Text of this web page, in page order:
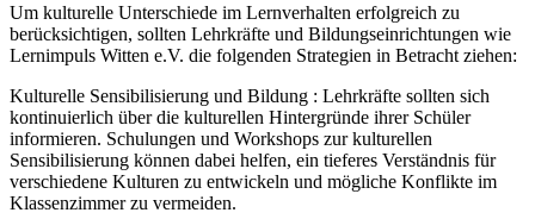
Um kulturelle Unterschiede im Lernverhalten erfolgreich zu
berücksichtigen, sollten Lehrkräfte und Bildungseinrichtungen wie
Lernimpuls Witten e.V. die folgenden Strategien in Betracht ziehen:
Kulturelle Sensibilisierung und Bildung : Lehrkräfte sollten sich
kontinuierlich über die kulturellen Hintergründe ihrer Schüler
informieren. Schulungen und Workshops zur kulturellen
Sensibilisierung können dabei helfen, ein tieferes Verständnis für
verschiedene Kulturen zu entwickeln und mögliche Konflikte im
Klassenzimmer zu vermeiden.